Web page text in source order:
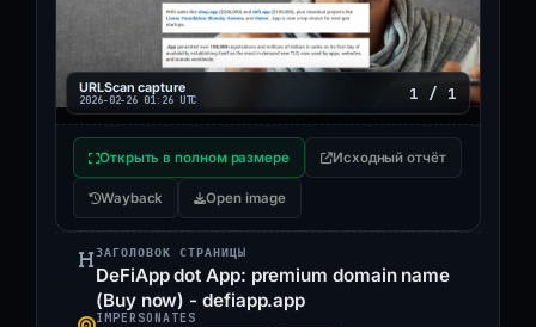
URLScan capture
2026-02-26 01:26 UTC 1 / 1
Открыть в полном размере Исходный отчёт
Wayback Open image
ЗАГОЛОВОК СТРАНИЦЫ
DeFiApp dot App: premium domain name
(Buy now) - defiapp.app
IMPERSONATES